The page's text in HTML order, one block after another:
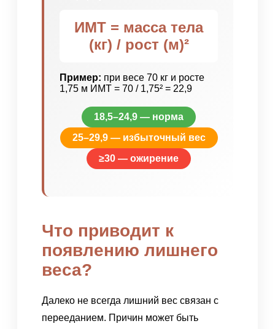
ИМТ = масса тела
(кг) / рост (м)²
Пример: при весе 70 кг и росте
1,75 м ИМТ = 70 / 1,75² = 22,9
18,5–24,9 — норма
25–29,9 — избыточный вес
≥30 — ожирение
Что приводит к
появлению лишнего
веса?
Далеко не всегда лишний вес связан с
перееданием. Причин может быть